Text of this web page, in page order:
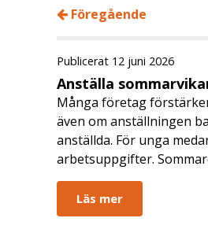
Föregående
Publicerat 12 juni 2026
Anställa
Många företag
även om anställningen
anställda. För unga
arbetsuppgifter.
Läs mer